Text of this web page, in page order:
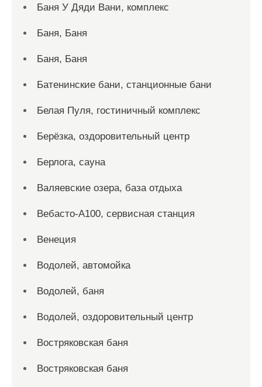
Баня У Дяди Вани, комплекс
Баня, Баня
Баня, Баня
Батенинские бани, станционные бани
Белая Пуля, гостиничный комплекс
Берёзка, оздоровительный центр
Берлога, сауна
Валяевские озера, база отдыха
Вебасто-А100, сервисная станция
Венеция
Водолей, автомойка
Водолей, баня
Водолей, оздоровительный центр
Востряковская баня
Востряковская баня